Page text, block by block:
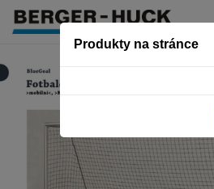
Produkty na stránce